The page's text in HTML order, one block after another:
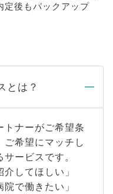
定後もバックアップ
とは？
トナーがご希望条
希望にマッチし
ービスです。
してほしい」
で働きたい」